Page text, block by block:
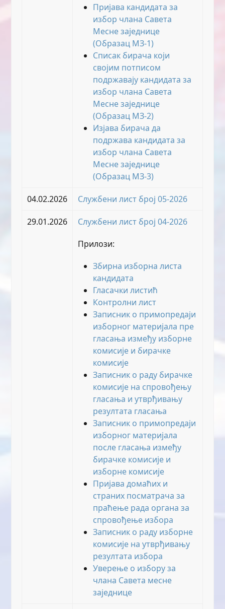
Пријава кандидата за
избор члана Савета
Месне заједнице
(Образац МЗ-1)
Списак бирача који
својим потписом
подржавају кандидата за
избор члана Савета
Месне заједнице
(Образац МЗ-2)
Изјава бирача да
подржава кандидата за
избор члана Савета
Месне заједнице
(Образац МЗ-3)
04.02.2026 Службени лист број 05-2026
29.01.2026
Службени лист број 04-2026
Прилози:
Збирна изборна листа
кандидата
Гласачки листић
Контролни лист
Записник о примопредаји
изборног материјала пре
гласања између изборне
комисије и бирачке
комисије
Записник о раду бирачке
комисије на спровођењу
гласања и утврђивању
резултата гласања
Записник о примопредаји
изборног материјала
после гласања између
бирачке комисије и
изборне комисије
Пријава домаћих и
страних посматрача за
праћење рада органа за
спровођење избора
Записник о раду изборне
комисије на утврђивању
резултата избора
Уверење о избору за
члана Савета месне
заједнице